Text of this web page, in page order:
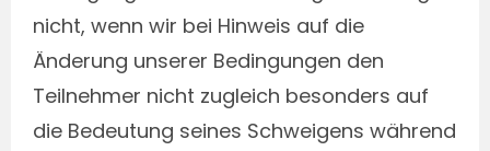
nicht, wenn wir bei Hinweis auf die
Änderung unserer Bedingungen den
Teilnehmer nicht zugleich besonders auf
die Bedeutung seines Schweigens während